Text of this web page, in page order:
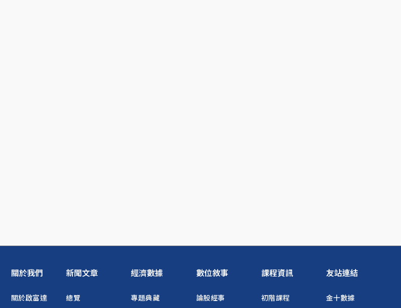
關於我們
關於啟富達
新聞文章
總覽
經濟數據
專題典藏
數位敘事
論股經事
課程資訊
初階課程
友站連結
金十數據